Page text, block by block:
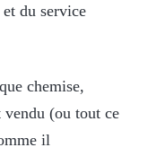
du service
chemise,
vendu (ou tout ce
il